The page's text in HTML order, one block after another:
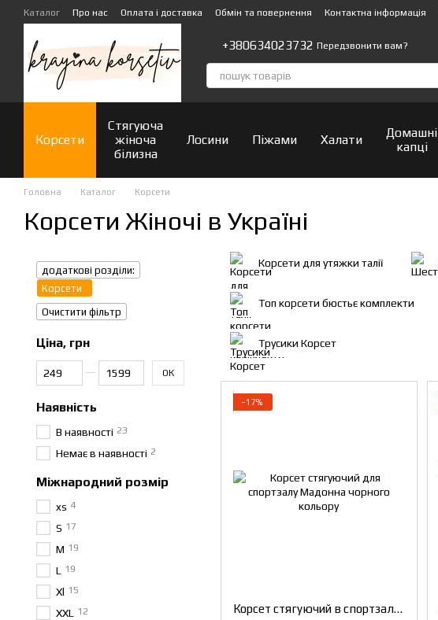
Перейти до основного контенту
Каталог Про нас Оплата і доставка Обмін та повернення Контактна інформація
+380634023732 Передзвонити вам?
Корсети
Стягуюча
жіноча
білизна
Лосини Піжами Халати
Домашні
капці
Головна Каталог Корсети
Корсети Жіночі в Україні
Корсети для утяжки талії
Топ корсети бюстьє комплекти
Трусики Корсет
−17%
Корсет стягуючий в спортзал Мадонна
додаткові розділи:
Корсети
Очистити фільтр
Ціна, грн
ОК
Наявність
В наявності 23
Немає в наявності 2
Міжнародний розмір
xs 4
S 17
M 19
L 19
Xl 15
XXL 12